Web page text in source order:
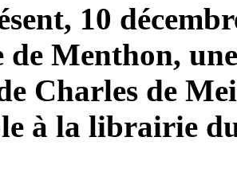
10
Menthon,
Charles de
à la librairie